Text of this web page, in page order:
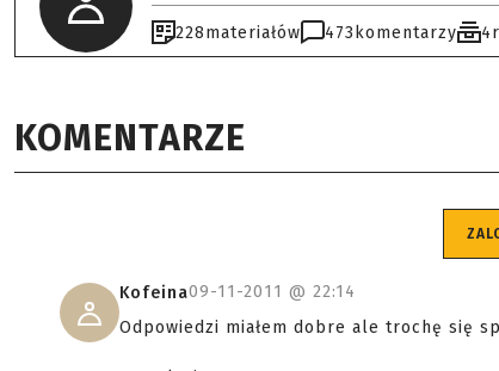
228materiałów 473 komentarzy 4
KOMENTARZE
Kofeina09-11-2011 @ 22:14
Odpowiedzi miałem dobre ale trochę się